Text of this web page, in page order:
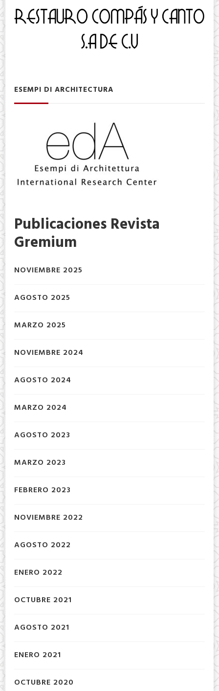
ESEMPI DI ARCHITECTURA
Publicaciones Revista
Gremium
NOVIEMBRE 2025
AGOSTO 2025
MARZO 2025
NOVIEMBRE 2024
AGOSTO 2024
MARZO 2024
AGOSTO 2023
MARZO 2023
FEBRERO 2023
NOVIEMBRE 2022
AGOSTO 2022
ENERO 2022
OCTUBRE 2021
AGOSTO 2021
ENERO 2021
OCTUBRE 2020